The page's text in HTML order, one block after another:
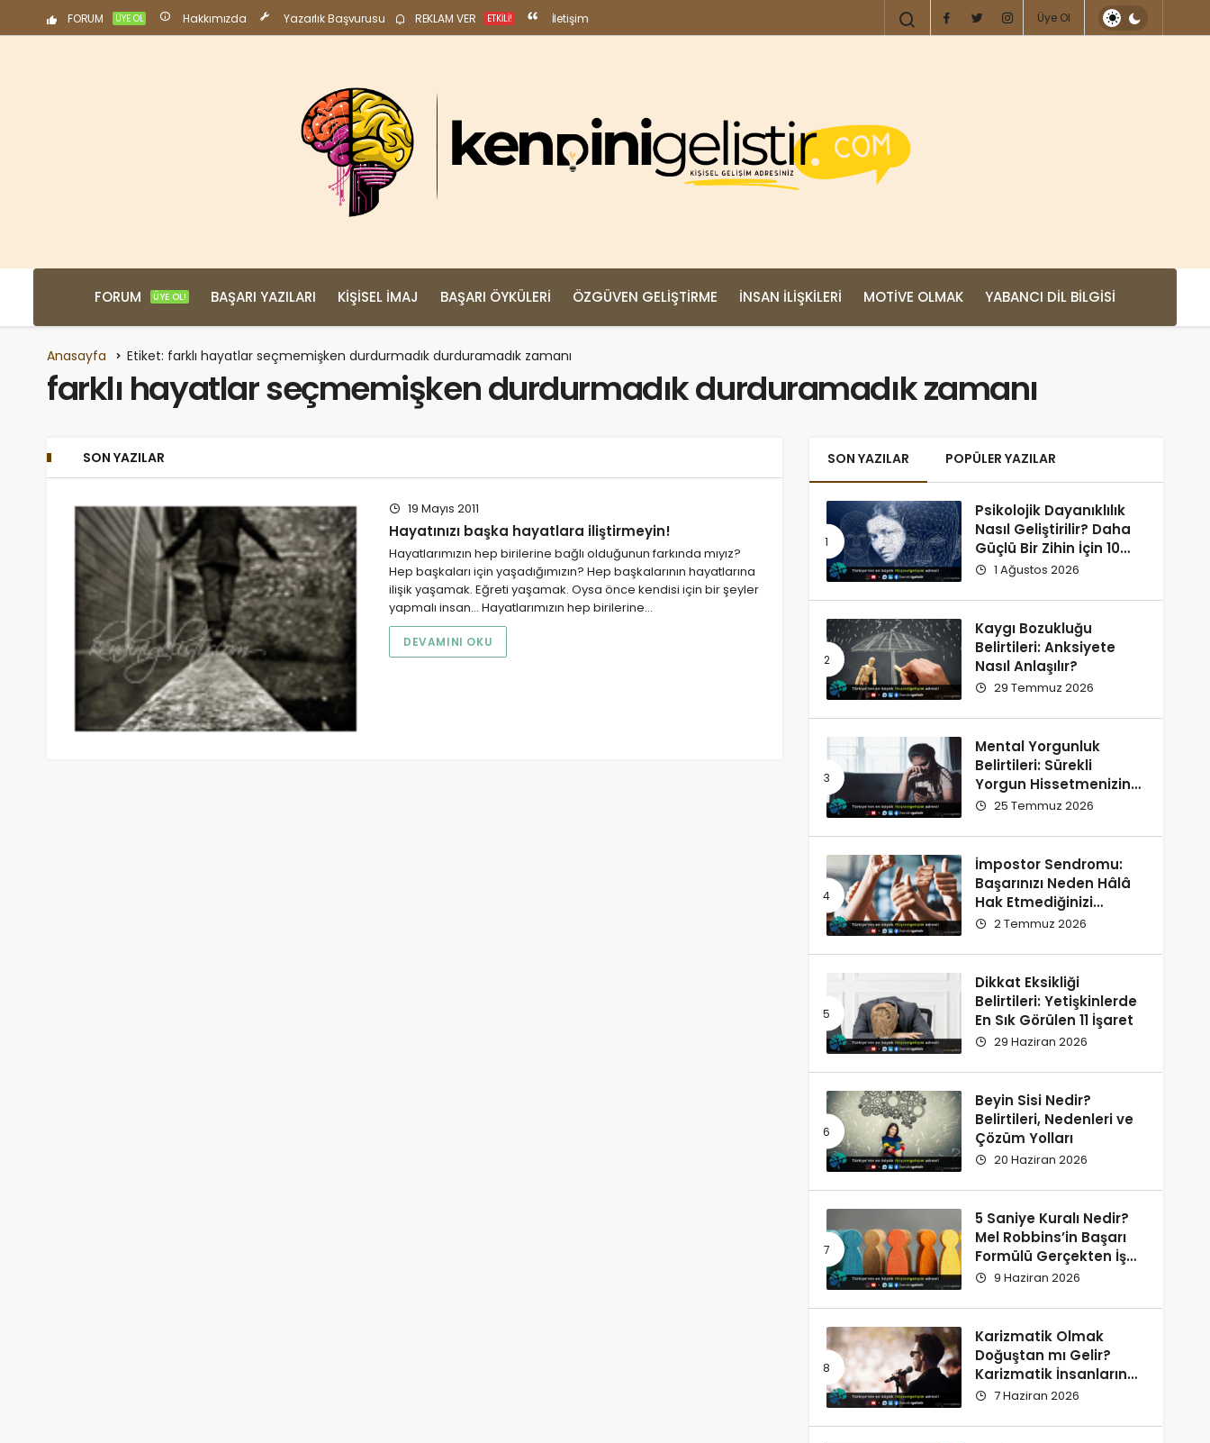
FORUM ÜYE OL Hakkımızda Yazarlık Başvurusu REKLAM VER ETKILI! İletişim Üye Ol
FORUM ÜYE OL! BAŞARI YAZILARI KIŞISEL İMAJ BAŞARI ÖYKÜLERI ÖZGÜVEN GELIŞTIRME İNSAN İLIŞKILERI MOTIVE OLMAK YABANCI DIL BILGISI
Anasayfa Etiket: farklı hayatlar seçmemişken durdurmadık durduramadık zamanı
farklı hayatlar seçmemişken durdurmadık durduramadık zamanı
SON YAZILAR
19 Mayıs 2011
Hayatınızı başka hayatlara iliştirmeyin!
Hayatlarımızın hep birilerine bağlı olduğunun farkında mıyız?
Hep başkaları için yaşadığımızın? Hep başkalarının hayatlarına
ilişik yaşamak. Eğreti yaşamak. Oysa önce kendisi için bir şeyler
yapmalı insan... Hayatlarımızın hep birilerine…
DEVAMINI OKU
SON YAZILAR POPÜLER YAZILAR
Psikolojik Dayanıklılık
Nasıl Geliştirilir? Daha
Güçlü Bir Zihin İçin 10
Alışkanlık
1 Ağustos 2026
Kaygı Bozukluğu
Belirtileri: Anksiyete
Nasıl Anlaşılır?
29 Temmuz 2026
Mental Yorgunluk
Belirtileri: Sürekli
Yorgun Hissetmenizin
12 Olası Nedeni
25 Temmuz 2026
İmpostor Sendromu:
Başarınızı Neden Hâlâ
Hak Etmediğinizi
Düşünüyorsunuz?
2 Temmuz 2026
Dikkat Eksikliği
Belirtileri: Yetişkinlerde
En Sık Görülen 11 İşaret
29 Haziran 2026
Beyin Sisi Nedir?
Belirtileri, Nedenleri ve
Çözüm Yolları
20 Haziran 2026
5 Saniye Kuralı Nedir?
Mel Robbins’in Başarı
Formülü Gerçekten İşe
Yarıyor
9 Haziran 2026
Karizmatik Olmak
Doğuştan mı Gelir?
Karizmatik İnsanların
Ortak Özellikleri
7 Haziran 2026